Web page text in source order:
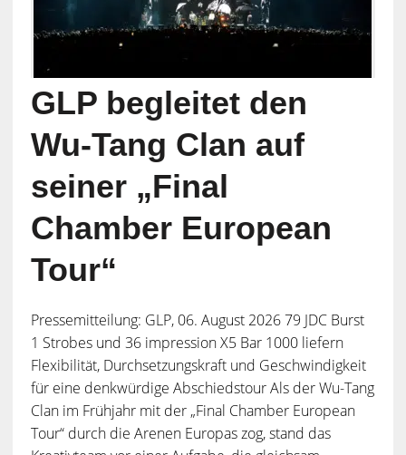
GLP begleitet den
Wu-Tang Clan auf
seiner „Final
Chamber European
Tour“
Pressemitteilung: GLP, 06. August 2026 79 JDC Burst
1 Strobes und 36 impression X5 Bar 1000 liefern
Flexibilität, Durchsetzungskraft und Geschwindigkeit
für eine denkwürdige Abschiedstour Als der Wu-Tang
Clan im Frühjahr mit der „Final Chamber European
Tour“ durch die Arenen Europas zog, stand das